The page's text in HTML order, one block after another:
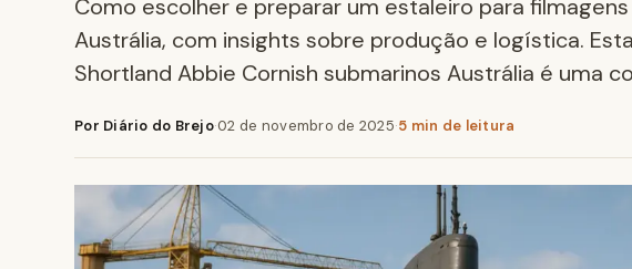
Como escolher e preparar um estaleiro para
Austrália, com insights sobre produção e logística.
Shortland Abbie Cornish submarinos Austrália é uma
Por Diário do Brejo·02 de novembro de 2025·5 min de leitura